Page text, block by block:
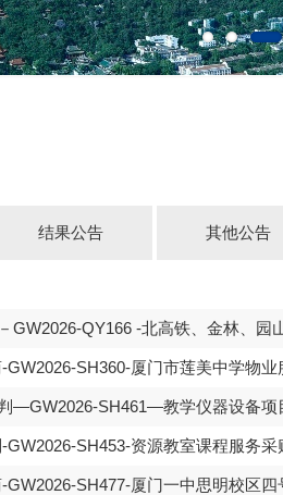
结果公告 其他公告
GW2026-QY166 -北高铁、金林、
GW2026-SH360-厦门市莲美中学物
—GW2026-SH461—教学仪器设备
GW2026-SH453-资源教室课程服务
GW2026-SH477-厦门一中思明校区